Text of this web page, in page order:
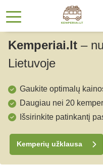
Kemperiai.lt –
Lietuvoje
Gaukite optimalų
Daugiau nei 20
Išsirinkite patinkantį
Kemperių užklausa